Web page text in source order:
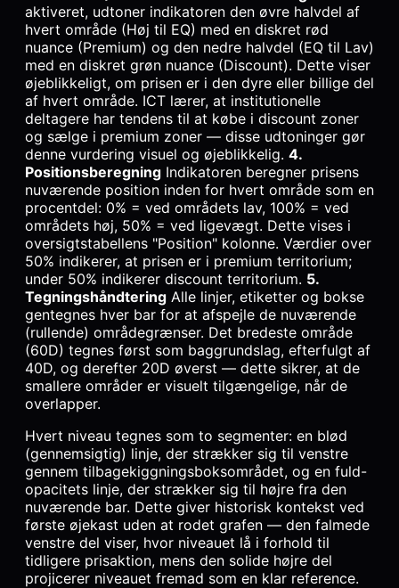
aktiveret, udtoner indikatoren den øvre halvdel af
hvert område (Høj til EQ) med en diskret rød
nuance (Premium) og den nedre halvdel (EQ til Lav)
med en diskret grøn nuance (Discount). Dette viser
øjeblikkeligt, om prisen er i den dyre eller billige del
af hvert område. ICT lærer, at institutionelle
deltagere har tendens til at købe i discount zoner
og sælge i premium zoner — disse udtoninger gør
denne vurdering visuel og øjeblikkelig. 4.
Positionsberegning Indikatoren beregner prisens
nuværende position inden for hvert område som en
procentdel: 0% = ved områdets lav, 100% = ved
områdets høj, 50% = ved ligevægt. Dette vises i
oversigtstabellens "Position" kolonne. Værdier over
50% indikerer, at prisen er i premium territorium;
under 50% indikerer discount territorium. 5.
Tegningshåndtering Alle linjer, etiketter og bokse
gentegnes hver bar for at afspejle de nuværende
(rullende) områdegrænser. Det bredeste område
(60D) tegnes først som baggrundslag, efterfulgt af
40D, og derefter 20D øverst — dette sikrer, at de
smallere områder er visuelt tilgængelige, når de
overlapper.
Hvert niveau tegnes som to segmenter: en blød
(gennemsigtig) linje, der strækker sig til venstre
gennem tilbagekiggningsboksområdet, og en fuld-
opacitets linje, der strækker sig til højre fra den
nuværende bar. Dette giver historisk kontekst ved
første øjekast uden at rodet grafen — den falmede
venstre del viser, hvor niveauet lå i forhold til
tidligere prisaktion, mens den solide højre del
projicerer niveauet fremad som en klar reference.